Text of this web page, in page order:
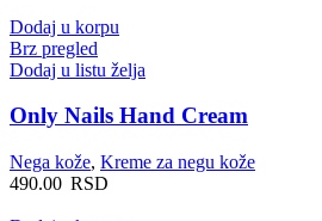
Dodaj u korpu
Brz pregled
Dodaj u listu želja
Only Nails Hand Cream
Nega kože, Kreme za negu kože
490.00 RSD